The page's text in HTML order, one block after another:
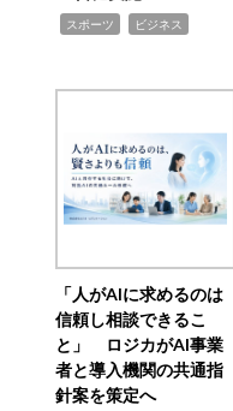
スポーツ ビジネス
「人がAIに求めるのは
信頼し相談できるこ
と」 ロジカがAI事業
者と導入機関の共通指
針案を策定へ